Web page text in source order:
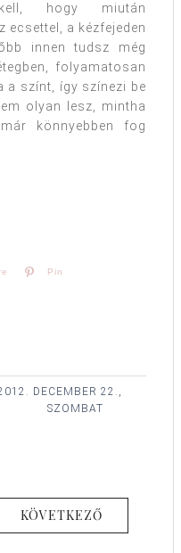
hogy miután
ecsettel, a kézfejeden
innen tudsz még
folyamatosan
a színt, így színezi be
olyan lesz, mintha
könnyebben fog
Pin
DECEMBER 22.,
SZOMBAT
KÖVETKEZŐ